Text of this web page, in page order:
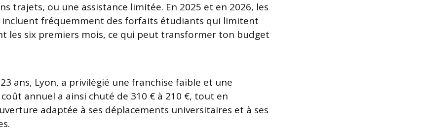
trajets, ou une assistance limitée. En 2025 et en 2026, les
incluent fréquemment des forfaits étudiants qui limitent
les six premiers mois, ce qui peut transformer ton budget
ans, Lyon, a privilégié une franchise faible et une
annuel a ainsi chuté de 310 € à 210 €, tout en
adaptée à ses déplacements universitaires et à ses